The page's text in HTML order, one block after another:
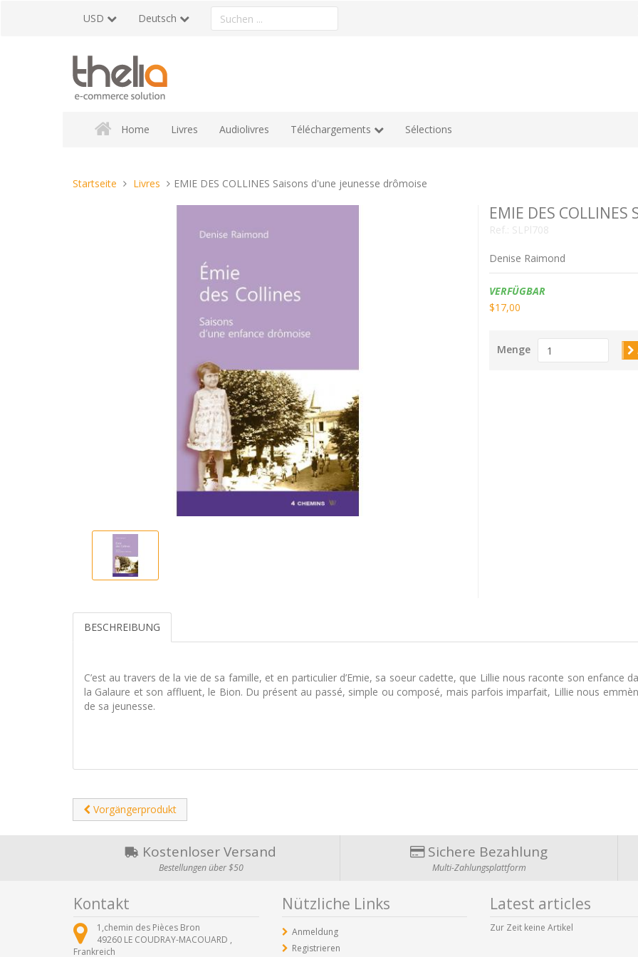
USD Deutsch
Ein
Produkt
Home Livres Audiolivres Téléchargements Sélections
Sie
Startseite Livres EMIE DES COLLINES Saisons d'une jeunesse drômoise
EMIE DES
Ref.: SLPl708
Denise Raimond
Verfügbarkeit:
VERFÜGBAR
$17,00
Menge
BESCHREIBUNG
C’est au travers de la vie de sa famille, et en particulier d’Emie, sa soeur cadette, que Lillie nous raconte son enfance
la Galaure et son affluent, le Bion. Du présent au passé, simple ou composé, mais parfois imparfait, Lillie nous
de sa jeunesse.
Vorgängerprodukt
Kostenloser Versand
Bestellungen über $50
Sichere Bezahlung
Multi-Zahlungsplattform
Kontakt
1,chemin des Pièces Bron
49260 LE COUDRAY-MACOUARD ,
Frankreich
Nützliche Links
Anmeldung
Registrieren
Latest articles
Zur Zeit keine Artikel